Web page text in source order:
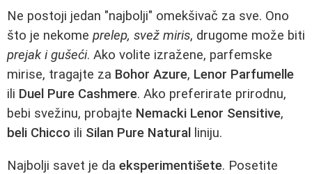
Ne postoji jedan "najbolji" omekšivač za sve. Ono
što je nekome prelep, svež miris, drugome može biti
prejak i gušeći. Ako volite izražene, parfemske
mirise, tragajte za Bohor Azure, Lenor Parfumelle
ili Duel Pure Cashmere. Ako preferirate prirodnu,
bebi svežinu, probajte Nemacki Lenor Sensitive,
beli Chicco ili Silan Pure Natural liniju.
Najbolji savet je da eksperimentišete. Posetite